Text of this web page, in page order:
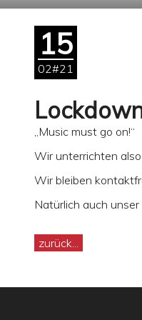
15
02#21
„Music must go on!“
Wir unterrichten
Wir bleiben
Natürlich auch
zurück...